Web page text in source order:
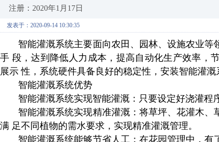
注册：2020年1月17日
发表于：2020-09-14 10:30:35
智能灌溉系统主要面向农田、园林、设施农业
手 段，达到降低人力成本，提高自动化生产效率，
展示 性，系统硬件具备良好的稳定性，安装智能灌
智能灌溉系统优势
智能灌溉系统实现智能灌溉：只要设定好浇灌
智能灌溉系统实现精准灌溉：将草坪、花灌木
满 足不同植物的需水要求，实现精准灌溉管理。
智能灌溉系统能够节省人工：在花园管理中，